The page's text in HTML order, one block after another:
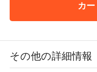
カ
その他の詳細情報